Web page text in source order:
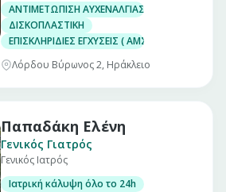
ΑΝΤΙΜΕΤΩΠΙΣΗ
ΔΙΣΚΟΠΛΑΣΤΙΚΗ
ΕΠΙΣΚΛΗΡΙΔΙΕΣ ΕΓΧΥΣΕΙΣ ( ΑΜΣΣ-ΟΜΣΣ)
Λόρδου Βύρωνος 2, Ηράκλειο
Παπαδάκη Ελένη
Γενικός Γιατρός
Γενικός Ιατρός
Ιατρική κάλυψη όλο το 24h